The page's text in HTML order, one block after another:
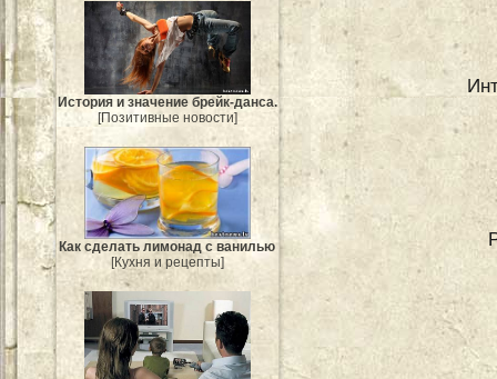
История и значение брейк-данса.
[Позитивные новости]
Как сделать лимонад с ванилью
[Кухня и рецепты]